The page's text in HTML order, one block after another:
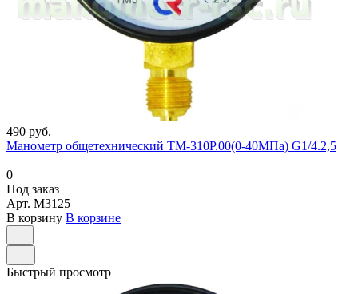
490 руб.
Манометр общетехнический ТМ-310Р.00(0-40МПа) G1/4.2,5
0
Под заказ
Арт. M3125
В корзину В корзине
Быстрый просмотр